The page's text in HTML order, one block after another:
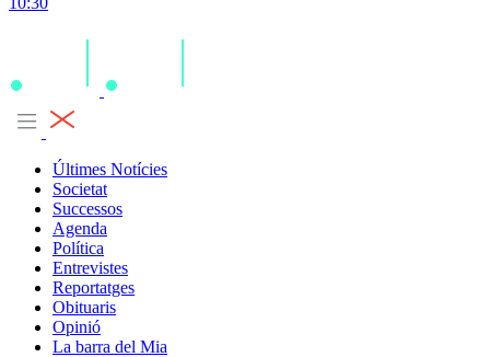
Últimes Notícies
Societat
Successos
Agenda
Política
Entrevistes
Reportatges
Obituaris
Opinió
La barra del Mia